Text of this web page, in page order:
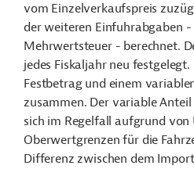
vom Einzelverkaufspreis
der weiteren Einfuhrabgaben
Mehrwertsteuer - berechnet.
jedes Fiskaljahr neu
Festbetrag und einem
zusammen. Der variable
sich im Regelfall aufgrund
Oberwertgrenzen für die
Differenz zwischen dem